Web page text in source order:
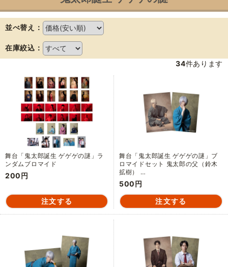
並べ替え：
在庫絞込：
34件あります
舞台「鬼太郎誕生 ゲゲゲの謎」ラ
ンダムブロマイド
200円
舞台「鬼太郎誕生 ゲゲゲの謎」ブ
ロマイドセット 鬼太郎の父（鈴木
拡樹） …
500円